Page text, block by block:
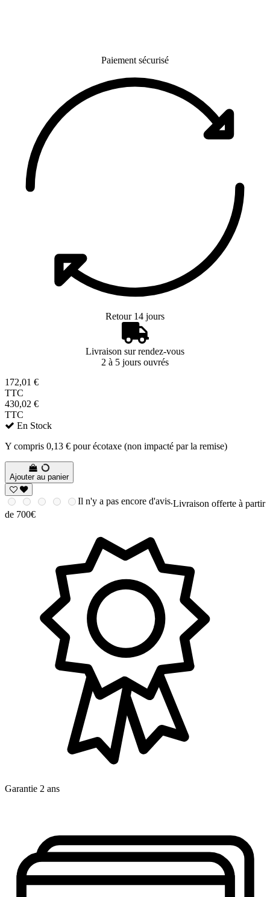
Paiement sécurisé
Retour 14 jours
Livraison sur rendez-vous
2 à 5 jours ouvrés
172,01 €
TTC
430,02 €
TTC
En Stock
Y compris 0,13 € pour écotaxe (non impacté par la remise)
Ajouter au panier
Il n'y a pas encore d'avis.Livraison offerte à partir
de 700€
Garantie 2 ans